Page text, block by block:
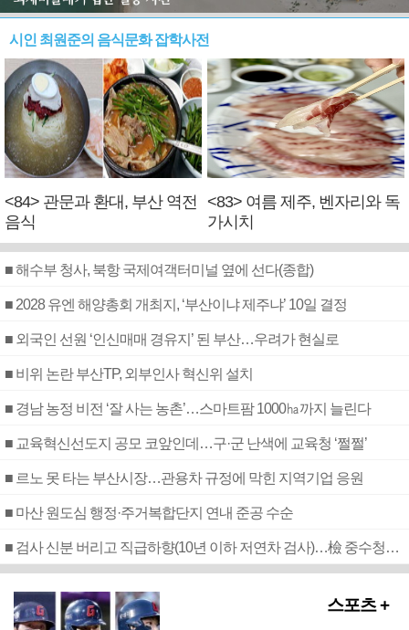
시인 최원준의 음식문화 잡학사전
<84> 관문과 환대, 부산 역전
음식
<83> 여름 제주, 벤자리와 독
가시치
■ 해수부 청사, 북항 국제여객터미널 옆에 선다(종합)
■ 2028 유엔 해양총회 개최지, ‘부산이냐 제주냐’ 10일 결정
■ 외국인 선원 ‘인신매매 경유지’ 된 부산…우려가 현실로
■ 비위 논란 부산TP, 외부인사 혁신위 설치
■ 경남 농정 비전 ‘잘 사는 농촌’…스마트팜 1000㏊까지 늘린다
■ 교육혁신선도지 공모 코앞인데…구·군 난색에 교육청 ‘쩔쩔’
■ 르노 못 타는 부산시장…관용차 규정에 막힌 지역기업 응원
■ 마산 원도심 행정·주거복합단지 연내 준공 수순
■ 검사 신분 버리고 직급하향(10년 이하 저연차 검사)…檢 중수청행 기피
스포츠 +